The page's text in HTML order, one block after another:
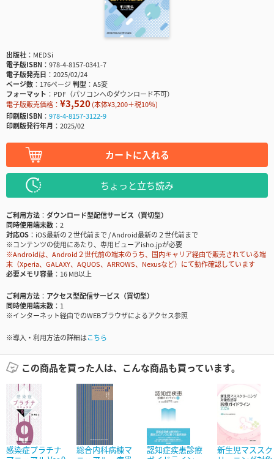
出版社
MEDSi
電子版ISBN
978-4-8157-0341-7
電子版発売日
2025/02/24
ページ数
176ページ判型
A5変
フォーマット
PDF（パソコンへのダウンロード不可）
電子版販売価格： ¥3,520(本体¥3,200＋税10％)
印刷版ISBN
978-4-8157-3122-9
印刷版発行年月
2025/02
カートに入れる
ちょっと立ち読み
ご利用方法
ダウンロード型配信サービス（買切型）
同時使用端末数
2
対応OS
iOS最新の２世代前まで / Android最新の２世代前まで
※コンテンツの使用にあたり、専用ビューアisho.jpが必要
※Androidは、Android２世代前の端末のうち、国内キャリア経由で販売されている端
末（Xperia、GALAXY、AQUOS、ARROWS、Nexusなど）にて動作確認しています
必要メモリ容量
16 MB以上
ご利用方法
アクセス型配信サービス（買切型）
同時使用端末数
1
※インターネット経由でのWEBブラウザによるアクセス参照
※導入・利用方法の詳細はこちら
この商品を買った人は、こんな商品も買っています。
感染症プラチナ
総合内科病棟マ
認知症疾患診療
新生児マススク